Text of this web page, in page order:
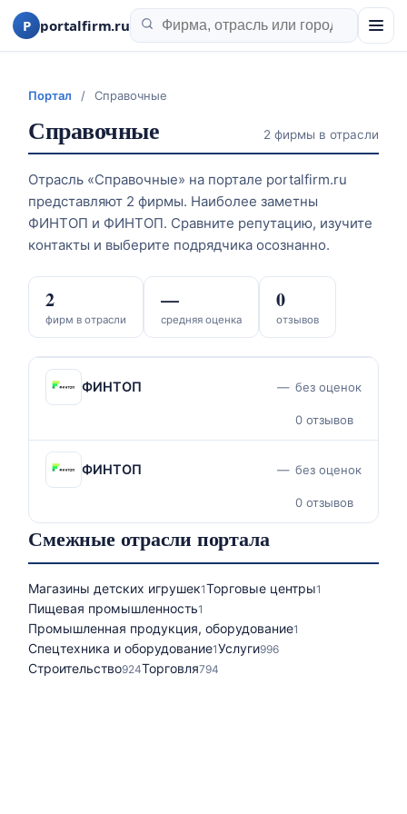
P portalfirm.ru
Портал / Справочные
Справочные 2 фирмы в отрасли
Отрасль «Справочные» на портале portalfirm.ru
представляют 2 фирмы. Наиболее заметны
ФИНТОП и ФИНТОП. Сравните репутацию, изучите
контакты и выберите подрядчика осознанно.
фирм в отрасли
2
средняя оценка
—
отзывов
0
ФИНТОП — без оценок
0 отзывов
ФИНТОП — без оценок
0 отзывов
Смежные отрасли портала
Магазины детских игрушек1Торговые центры1
Пищевая промышленность1
Промышленная продукция, оборудование1
Спецтехника и оборудование1Услуги996
Строительство924Торговля794